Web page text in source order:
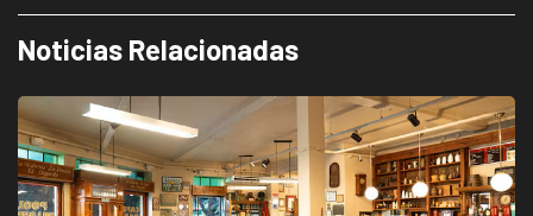
Noticias Relacionadas